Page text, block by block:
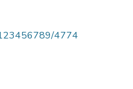
123456789/4774